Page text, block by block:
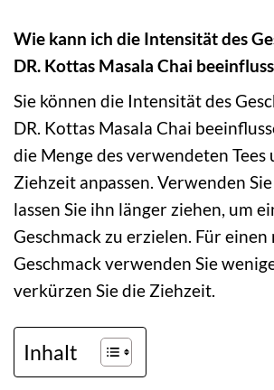
Wie kann ich die Intensität des
DR. Kottas Masala Chai
Sie können die Intensität des
DR. Kottas Masala Chai
die Menge des verwendeten Tees
Ziehzeit anpassen. Verwenden
lassen Sie ihn länger ziehen, um
Geschmack zu erzielen. Für
Geschmack verwenden Sie
verkürzen Sie die Ziehzeit.
Inhalt